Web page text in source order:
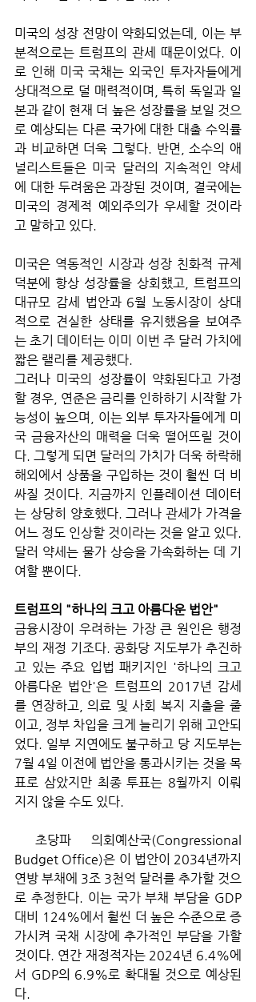
미국의 성장 전망이 약화되었는데, 이는 부
분적으로는 트럼프의 관세 때문이었다. 이
로 인해 미국 국채는 외국인 투자자들에게
상대적으로 덜 매력적이며, 특히 독일과 일
본과 같이 현재 더 높은 성장률을 보일 것으
로 예상되는 다른 국가에 대한 대출 수익률
과 비교하면 더욱 그렇다. 반면, 소수의 애
널리스트들은 미국 달러의 지속적인 약세
에 대한 두려움은 과장된 것이며, 결국에는
미국의 경제적 예외주의가 우세할 것이라
고 말하고 있다.
미국은 역동적인 시장과 성장 친화적 규제
덕분에 항상 성장률을 상회했고, 트럼프의
대규모 감세 법안과 6월 노동시장이 상대
적으로 견실한 상태를 유지했음을 보여주
는 초기 데이터는 이미 이번 주 달러 가치에
짧은 랠리를 제공했다.
그러나 미국의 성장률이 약화된다고 가정
할 경우, 연준은 금리를 인하하기 시작할 가
능성이 높으며, 이는 외부 투자자들에게 미
국 금융자산의 매력을 더욱 떨어뜨릴 것이
다. 그렇게 되면 달러의 가치가 더욱 하락해
해외에서 상품을 구입하는 것이 훨씬 더 비
싸질 것이다. 지금까지 인플레이션 데이터
는 상당히 양호했다. 그러나 관세가 가격을
어느 정도 인상할 것이라는 것을 알고 있다.
달러 약세는 물가 상승을 가속화하는 데 기
여할 뿐이다.
트럼프의 "하나의 크고 아름다운 법안"
금융시장이 우려하는 가장 큰 원인은 행정
부의 재정 기조다. 공화당 지도부가 추진하
고 있는 주요 입법 패키지인 '하나의 크고
아름다운 법안'은 트럼프의 2017년 감세
를 연장하고, 의료 및 사회 복지 지출을 줄
이고, 정부 차입을 크게 늘리기 위해 고안되
었다. 일부 지연에도 불구하고 당 지도부는
7월 4일 이전에 법안을 통과시키는 것을 목
표로 삼았지만 최종 투표는 8월까지 이뤄
지지 않을 수도 있다.
Budget Office)은 이 법안이 2034년까지
연방 부채에 3조 3천억 달러를 추가할 것으
로 추정한다. 이는 국가 부채 부담을 GDP
대비 124%에서 훨씬 더 높은 수준으로 증
가시켜 국채 시장에 추가적인 부담을 가할
것이다. 연간 재정적자는 2024년 6.4%에
서 GDP의 6.9%로 확대될 것으로 예상된
다.